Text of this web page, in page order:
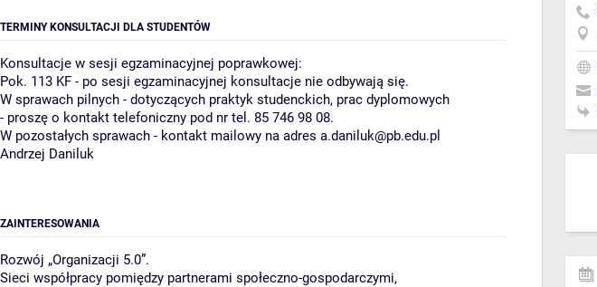
TERMINY KONSULTACJI DLA STUDENTÓW
Konsultacje w sesji egzaminacyjnej poprawkowej:
Pok. 113 KF - po sesji egzaminacyjnej konsultacje nie odbywają się.
W sprawach pilnych - dotyczących praktyk studenckich, prac dyplomowych
- proszę o kontakt telefoniczny pod nr tel. 85 746 98 08.
W pozostałych sprawach - kontakt mailowy na adres a.daniluk@pb.edu.pl
Andrzej Daniluk
ZAINTERESOWANIA
Rozwój „Organizacji 5.0”.
Sieci współpracy pomiędzy partnerami społeczno-gospodarczymi,